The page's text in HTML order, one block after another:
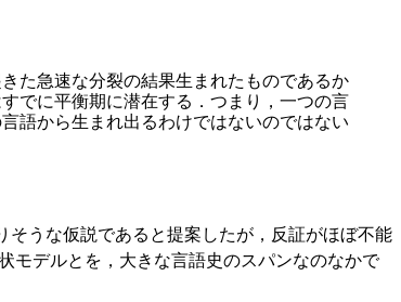
た急速な分裂の結果生まれたものであるか
でに平衡期に潜在する．つまり，一つの言
語から生まれ出るわけではないのではない
うな仮説であると提案したが，反証がほぼ不能
モデルとを，大きな言語史のスパンなのなかで